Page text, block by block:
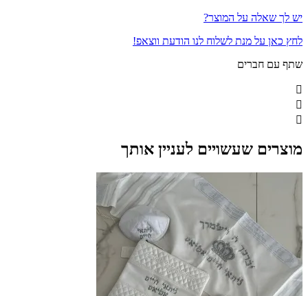
יש לך שאלה על המוצר?
לחץ כאן על מנת לשלוח לנו הודעת ווצאפ!
שתף עם חברים
מוצרים שעשויים לעניין אותך